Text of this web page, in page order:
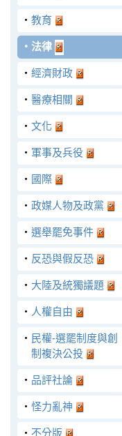
‧ 教育
‧ 法律
‧ 經濟財政
‧ 醫療相關
‧ 文化
‧ 軍事及兵役
‧ 國際
‧ 政媒人物及政黨
‧ 選舉罷免事件
‧ 反恐與假反恐
‧ 大陸及統獨議題
‧ 人權自由
‧ 民權-選罷制度與創
制複決公投
‧ 品評社論
‧ 怪力亂神
‧ 不分版